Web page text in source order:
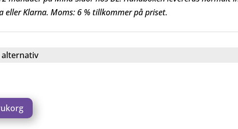
eller Klarna. Moms: 6 % tillkommer på priset.